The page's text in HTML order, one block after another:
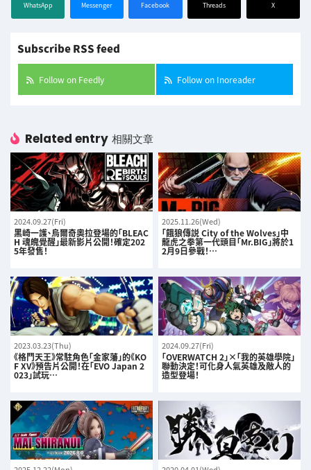
WhatsApp Messenger Facebook Threads X
Subscribe RSS feed
Follow on Feedly Follow on Inoreader
Related entry 相關文章
2024.09.27(Fri)
黑崎一護、烏爾奇奧拉登場的「BLEAC
H 魂魄覺醒」最新影片公開！確定202
5年發售！
2025.11.26(Wed)
「餓狼傳説 City of the Wolves」中
龍虎之拳第一代頭目「Mr.BIG」將於1
2月9日參戰！…
2023.03.23(Thu)
《格鬥天王》常駐角色「金家藩」的《KO
F XV》預告片公開！在「EVO Japan 2
023」試玩…
2024.09.27(Fri)
「OVERWATCH 2」×「我的英雄學院」
聯動決定！可化身人氣英雄及敵人的
造型登場！